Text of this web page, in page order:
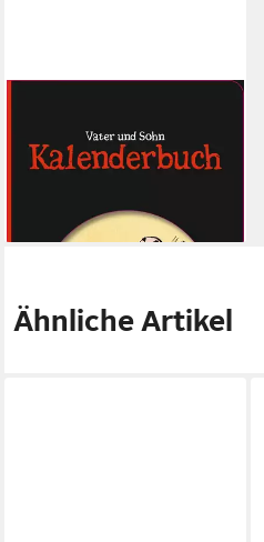
Kalenderbuch
Ähnliche Artikel